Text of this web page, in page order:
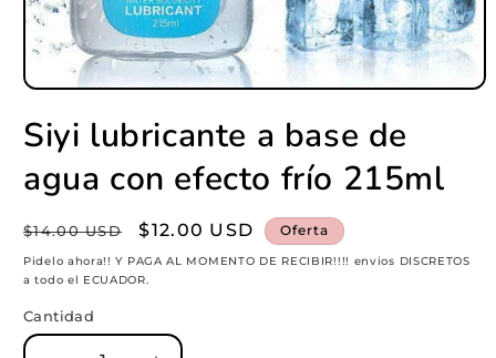
Abrir
multimedia
1
una
ventana
Siyi lubricante a base de
agua con efecto frío 215ml
Precio
habitual
$14.00 USD
Precio
de
oferta
$12.00 USD Oferta
Pidelo ahora!! Y PAGA AL MOMENTO DE RECIBIR!!!! envios DISCRETOS
a todo el ECUADOR.
Cantidad